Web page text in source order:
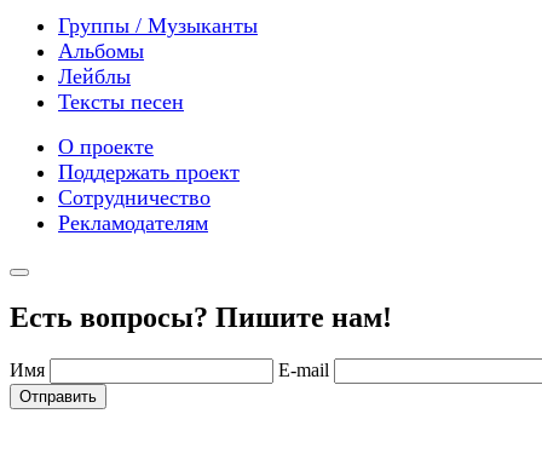
Группы / Музыканты
Альбомы
Лейблы
Тексты песен
О проекте
Поддержать проект
Сотрудничество
Рекламодателям
Есть вопросы? Пишите нам!
Имя E-mail